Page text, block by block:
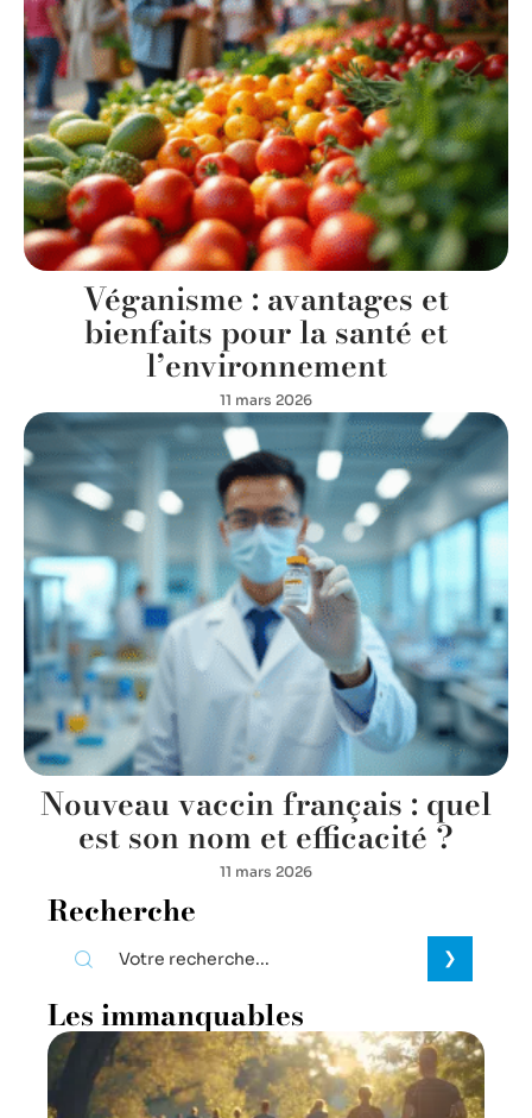
Véganisme : avantages et
bienfaits pour la santé et
l’environnement
11 mars 2026
Nouveau vaccin français : quel
est son nom et efficacité ?
11 mars 2026
Recherche
Les immanquables